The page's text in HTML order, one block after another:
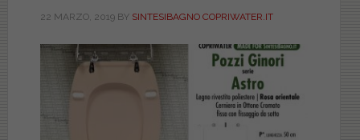
22 MARZO, 2019BY SINTESIBAGNO COPRIWATER.IT